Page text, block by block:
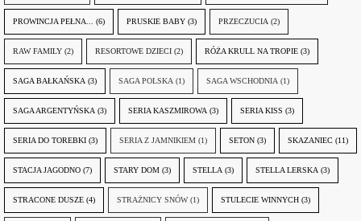
PROWINCJA PEŁNA... (6) PRUSKIE BABY (3) PRZECZUCIA (2)
RAW FAMILY (2) RESORTOWE DZIECI (2) RÓŻA KRULL NA TROPIE (3)
SAGA BAŁKAŃSKA (3) SAGA POLSKA (1) SAGA WSCHODNIA (1)
SAGA ARGENTYŃSKA (3) SERIA KASZMIROWA (3) SERIA KISS (3)
SERIA DO TOREBKI (3) SERIA Z JAMNIKIEM (1) SETON (3) SKAZANIEC (11)
STACJA JAGODNO (7) STARY DOM (3) STELLA (3) STELLA LERSKA (3)
STRACONE DUSZE (4) STRAŻNICY SNÓW (1) STULECIE WINNYCH (3)